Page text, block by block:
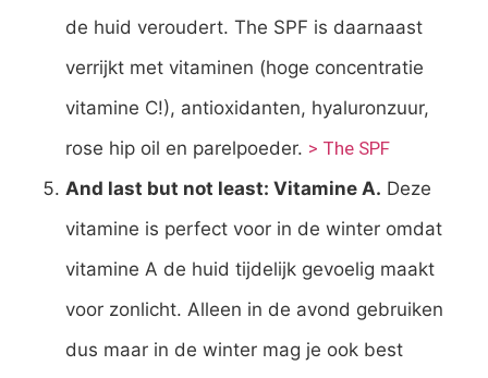
de huid veroudert. The SPF is daarnaast
verrijkt met vitaminen (hoge concentratie
vitamine C!), antioxidanten, hyaluronzuur,
rose hip oil en parelpoeder. > The SPF
And last but not least: Vitamine A. Deze
vitamine is perfect voor in de winter omdat
vitamine A de huid tijdelijk gevoelig maakt
voor zonlicht. Alleen in de avond gebruiken
dus maar in de winter mag je ook best